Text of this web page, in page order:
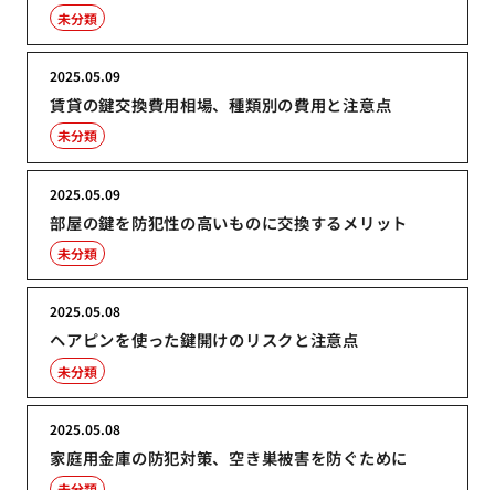
未分類
賃貸の鍵交換費用相場、種類別の費用と注意点
2025.05.09
未分類
部屋の鍵を防犯性の高いものに交換するメリット
2025.05.09
未分類
ヘアピンを使った鍵開けのリスクと注意点
2025.05.08
未分類
家庭用金庫の防犯対策、空き巣被害を防ぐために
2025.05.08